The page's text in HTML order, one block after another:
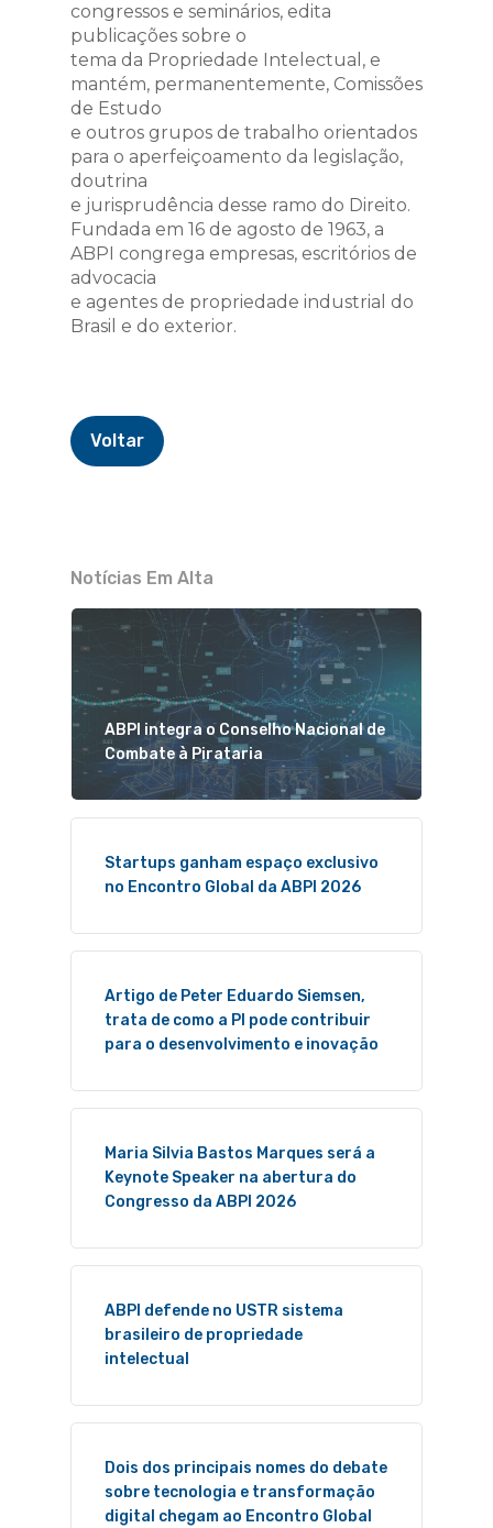
congressos e seminários, edita
publicações sobre o
tema da Propriedade Intelectual, e
mantém, permanentemente, Comissões
de Estudo
e outros grupos de trabalho orientados
para o aperfeiçoamento da legislação,
doutrina
e jurisprudência desse ramo do Direito.
Fundada em 16 de agosto de 1963, a
ABPI congrega empresas, escritórios de
advocacia
e agentes de propriedade industrial do
Brasil e do exterior.
Voltar
Notícias Em Alta
ABPI integra o Conselho Nacional de
Combate à Pirataria
Startups ganham espaço exclusivo
no Encontro Global da ABPI 2026
Artigo de Peter Eduardo Siemsen,
trata de como a PI pode contribuir
para o desenvolvimento e inovação
Maria Silvia Bastos Marques será a
Keynote Speaker na abertura do
Congresso da ABPI 2026
ABPI defende no USTR sistema
brasileiro de propriedade
intelectual
Dois dos principais nomes do debate
sobre tecnologia e transformação
digital chegam ao Encontro Global